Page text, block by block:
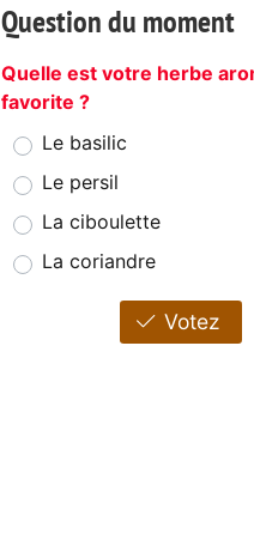
Question du moment
Quelle est votre herbe
favorite ?
Le basilic
Le persil
La ciboulette
La coriandre
Votez